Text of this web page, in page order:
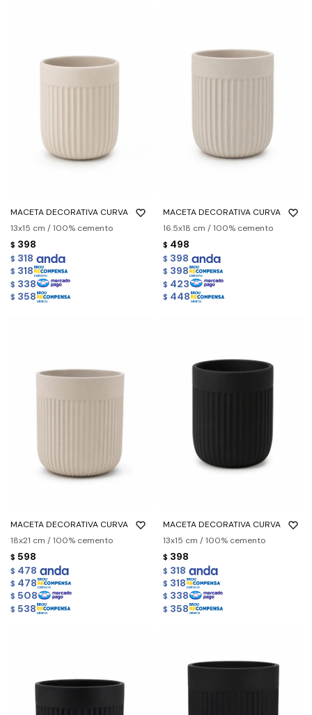
MACETA DECORATIVA CURVA
13x15 cm / 100% cemento
$ 398
$ 318
$ 318
$ 338
$ 358
MACETA DECORATIVA CURVA
16.5x18 cm / 100% cemento
$ 498
$ 398
$ 398
$ 423
$ 448
MACETA DECORATIVA CURVA
18x21 cm / 100% cemento
$ 598
$ 478
$ 478
$ 508
$ 538
MACETA DECORATIVA CURVA
13x15 cm / 100% cemento
$ 398
$ 318
$ 318
$ 338
$ 358